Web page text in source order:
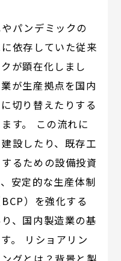
パンデミックの
依存していた従来
が顕在化しまし
が生産拠点を国内
切り替えたりする
す。 この流れに
設したり、既存工
るための設備投資
安定的な生産体制
）を強化する
、国内製造業の基
。 リショアリン